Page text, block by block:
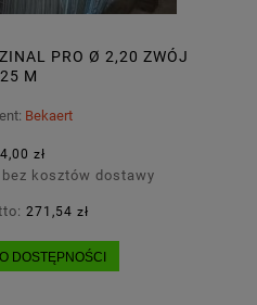
PRO Ø 2,20 ZWÓJ
M
Bekaert
zł
bez kosztów dostawy
271,54 zł
DOSTĘPNOŚCI